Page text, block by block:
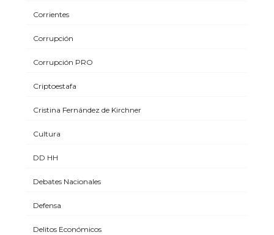
Corrientes
Corrupción
Corrupción PRO
Criptoestafa
Cristina Fernández de Kirchner
Cultura
DD HH
Debates Nacionales
Defensa
Delitos Económicos